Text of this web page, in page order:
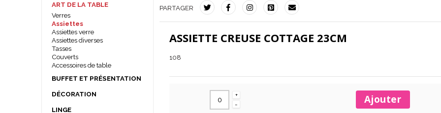
PARTAGER
ASSIETTE CREUSE COTTAGE 23CM
108
+
-
Ajouter
ART DE LA TABLE
Verres
Assiettes
Assiettes verre
Assiettes diverses
Tasses
Couverts
Accessoires de table
BUFFET ET PRÉSENTATION
Miniatures
Assiette présentation
Plats et plateaux
DÉCORATION
LINGE